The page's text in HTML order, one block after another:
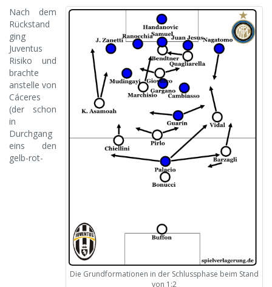
Die Grundformationen in der Schlussphase beim Stand
von 1:2
Nach dem
Rückstand
ging
Juventus
Risiko und
brachte
anstelle von
Cáceres
(der schon
in
Durchgang
eins den
gelb-rot-